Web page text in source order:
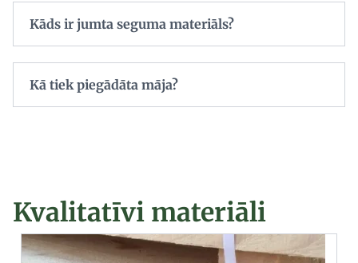
Kāds ir jumta seguma materiāls?
Kā tiek piegādāta māja?
Kvalitatīvi materiāli